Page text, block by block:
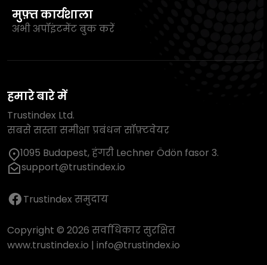
मुफ़्त कार्यशाला
अभी अपॉइंटमेंट बुक करें
हमारे बारे में
Trustindex Ltd.
सबसे सस्ता समीक्षा प्रबंधन सॉफ़्टवेयर
1095 Budapest, हंगरी Lechner Ödön fasor 3.
support@trustindex.io
Trustindex समुदाय
Copyright © 2026 सर्वाधिकार सुरक्षित
www.trustindex.io | info@trustindex.io